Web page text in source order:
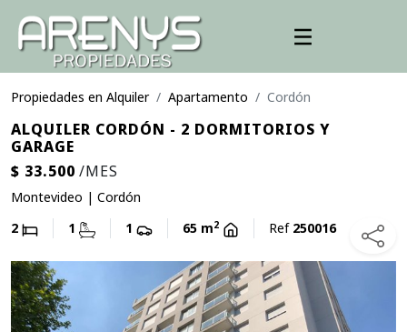
Propiedades en Alquiler Apartamento Cordón
ALQUILER CORDÓN - 2 DORMITORIOS Y
GARAGE
$ 33.500 /MES
Montevideo | Cordón
2
1 1 65 m2 Ref 250016